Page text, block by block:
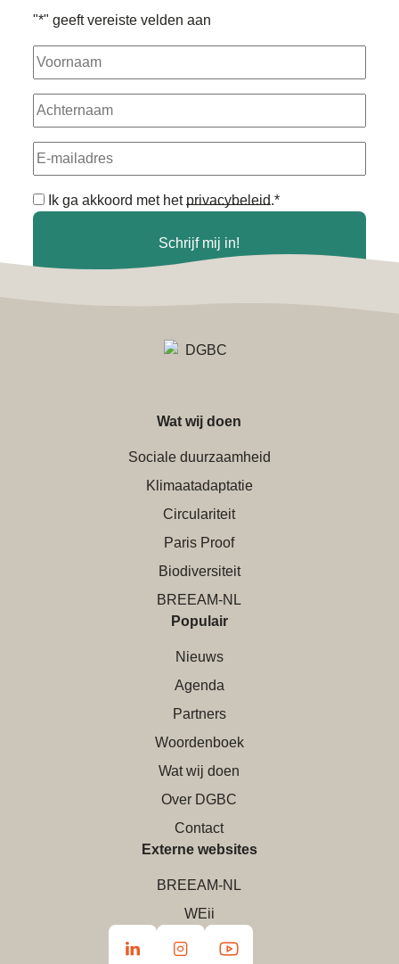
"*" geeft vereiste velden aan
Voornaam
Achternaam
E-
mailadres
Algemene
voorwaarden
Ik ga akkoord met het privacybeleid.*
Schrijf mij in!
Wat wij doen
Sociale duurzaamheid
Klimaatadaptatie
Circulariteit
Paris Proof
Biodiversiteit
BREEAM-NL
Populair
Nieuws
Agenda
Partners
Woordenboek
Wat wij doen
Over DGBC
Contact
Externe websites
BREEAM-NL
WEii